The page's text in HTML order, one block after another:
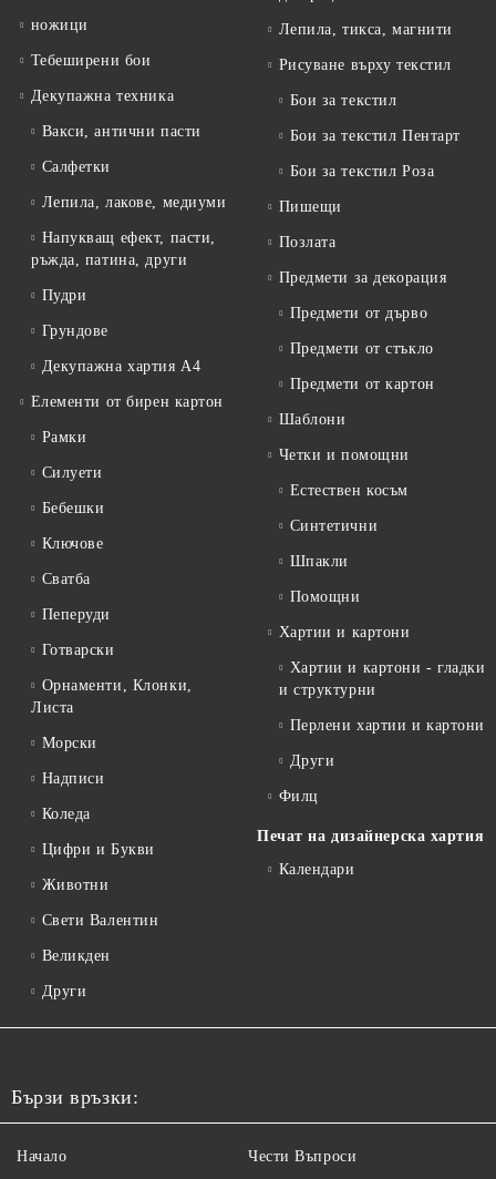
ножици
Тебеширени бои
Декупажна техника
Вакси, антични пасти
Салфетки
Лепила, лакове, медиуми
Напукващ ефект, пасти,
ръжда, патина, други
Пудри
Грундове
Декупажна хартия А4
Елементи от бирен картон
Рамки
Силуети
Бебешки
Ключове
Сватба
Пеперуди
Готварски
Орнаменти, Клонки,
Листа
Морски
Надписи
Коледа
Цифри и Букви
Животни
Свети Валентин
Великден
Други
Лепила, тикса, магнити
Рисуване върху текстил
Бои за текстил
Бои за текстил Пентарт
Бои за текстил Роза
Пишещи
Позлата
Предмети за декорация
Предмети от дърво
Предмети от стъкло
Предмети от картон
Шаблони
Четки и помощни
Естествен косъм
Синтетични
Шпакли
Помощни
Хартии и картони
Хартии и картони - гладки
и структурни
Перлени хартии и картони
Други
Филц
Печат на дизайнерска хартия
Календари
Бързи връзки:
Начало Чести Въпроси